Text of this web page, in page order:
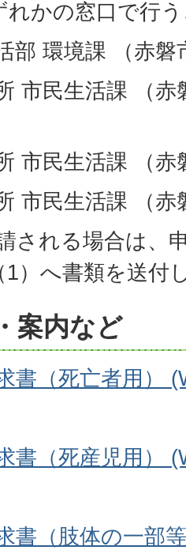
れかの窓口で行
部 環境課 （赤磐
市民生活課 （赤
市民生活課 （赤
市民生活課 （赤
れる場合は、
1）へ書類を送付
案内など
書（死亡者用）
書（死産児用）
書（肢体の一部